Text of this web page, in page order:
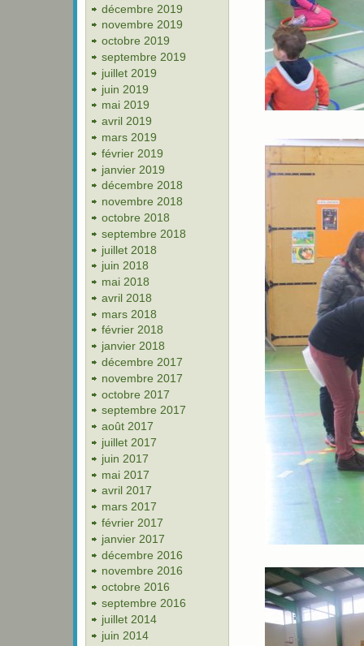
décembre 2019
novembre 2019
octobre 2019
septembre 2019
juillet 2019
juin 2019
mai 2019
avril 2019
mars 2019
février 2019
janvier 2019
décembre 2018
novembre 2018
octobre 2018
septembre 2018
juillet 2018
juin 2018
mai 2018
avril 2018
mars 2018
février 2018
janvier 2018
décembre 2017
novembre 2017
octobre 2017
septembre 2017
août 2017
juillet 2017
juin 2017
mai 2017
avril 2017
mars 2017
février 2017
janvier 2017
décembre 2016
novembre 2016
octobre 2016
septembre 2016
juillet 2014
juin 2014